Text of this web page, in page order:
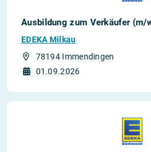
Ausbildung zum Verkäufer (m/
EDEKA Milkau
78194 Immendingen
01.09.2026